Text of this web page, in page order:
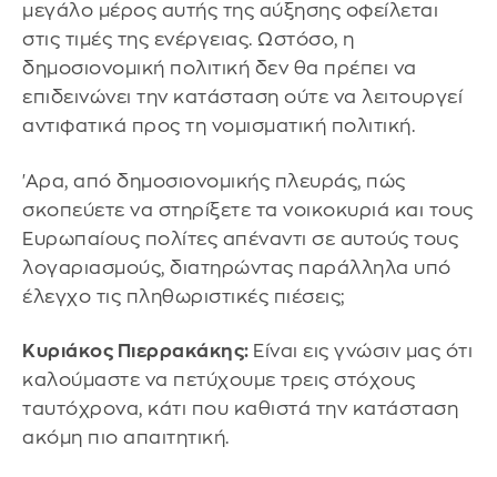
μεγάλο μέρος αυτής της αύξησης οφείλεται
στις τιμές της ενέργειας. Ωστόσο, η
δημοσιονομική πολιτική δεν θα πρέπει να
επιδεινώνει την κατάσταση ούτε να λειτουργεί
αντιφατικά προς τη νομισματική πολιτική.
'Αρα, από δημοσιονομικής πλευράς, πώς
σκοπεύετε να στηρίξετε τα νοικοκυριά και τους
Ευρωπαίους πολίτες απέναντι σε αυτούς τους
λογαριασμούς, διατηρώντας παράλληλα υπό
έλεγχο τις πληθωριστικές πιέσεις;
Κυριάκος Πιερρακάκης: Είναι εις γνώσιν μας ότι
καλούμαστε να πετύχουμε τρεις στόχους
ταυτόχρονα, κάτι που καθιστά την κατάσταση
ακόμη πιο απαιτητική.